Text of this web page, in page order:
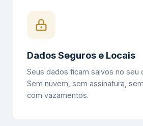
Dados Seguros e Locais
Seus dados ficam salvos no seu
Sem nuvem, sem assinatura,
com vazamentos.